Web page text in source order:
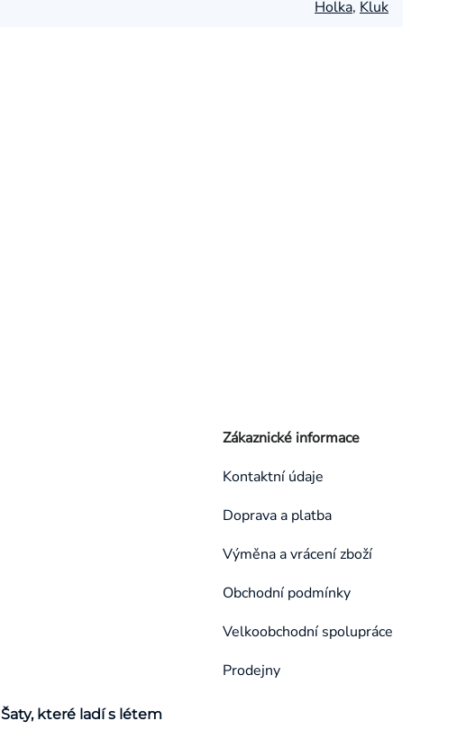
Holka, Kluk
Šaty, které ladí s létem
Zákaznické informace
Kontaktní údaje
Doprava a platba
Výměna a vrácení zboží
Obchodní podmínky
Velkoobchodní spolupráce
Prodejny